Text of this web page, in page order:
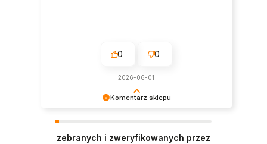
Komentarz sklepu
0 0
2026-06-01
zebranych i zweryfikowanych przez